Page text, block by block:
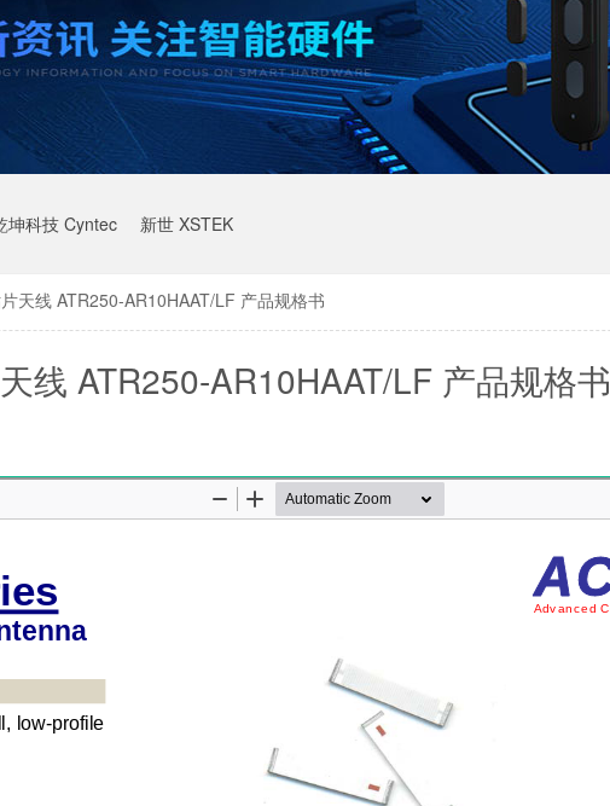
坤科技 Cyntec 新世 XSTEK
天线 ATR250-AR10HAAT/LF 产品规格书
线 ATR250-AR10HAAT/LF 产品规格书